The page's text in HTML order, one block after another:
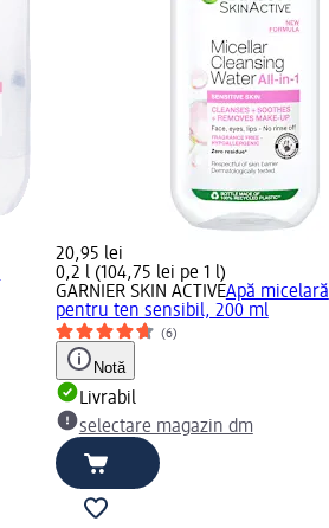
20,95 lei
0,2 l (104,75 lei pe 1 l)
GARNIER SKIN ACTIVEApă micelară
pentru ten sensibil, 200 ml
(6)
Notă
Livrabil
selectare magazin dm